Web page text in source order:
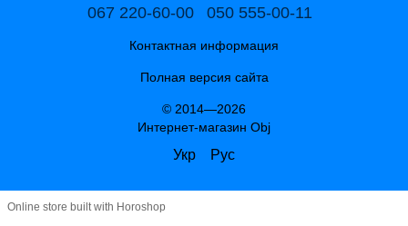
067 220-60-00 050 555-00-11
Контактная информация
Полная версия сайта
© 2014—2026
Интернет-магазин Obj
Укр Рус
Online store built with Horoshop